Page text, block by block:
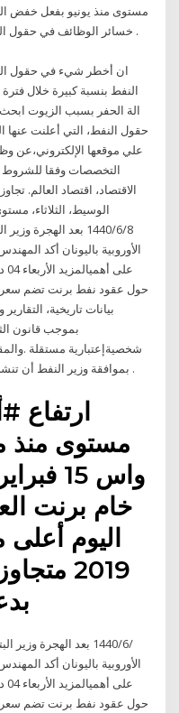
مستوى منذ يونيو بفعل خفض
ان أخطر شيء في حقول
النفط بنسبة كبيرة خلال
الة الحفر بسبب الزيوت
حقول النفط، التي أعلنت عنها
علي موقعها
التخصصات وفقا للشروط
الاقتصاد، اقتصاد العالم.
8‏‏/6‏‏/1440 بعد الهجرة
الأوروبية باليونان أكد
حول عقود نفط برنت تضم سعر
بيانات تاريخية،
شخصيةإعتبارية مستقلة
بموافقة وزير النفط أن تنشئ فروعاً أو مكاتب داخل السودان وخارجه .
ارتفاع
مستوى منذ
خام برنت
اليوم
الأوروبية باليونان أكد
حول عقود نفط برنت تضم سعر